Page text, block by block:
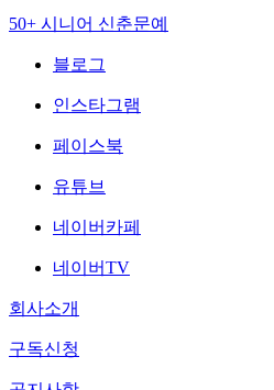
50+ 시니어 신춘문예
블로그
인스타그램
페이스북
유튜브
네이버카페
네이버TV
회사소개
구독신청